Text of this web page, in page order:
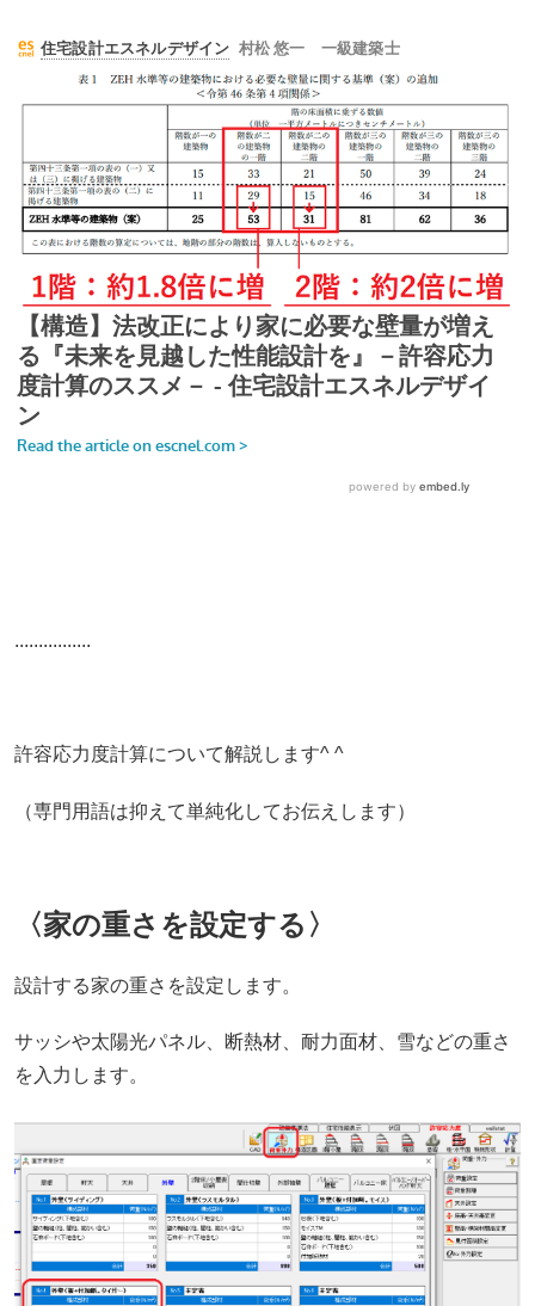
................
許容応力度計算について解説します^ ^
（専門用語は抑えて単純化してお伝えします）
〈家の重さを設定する〉
設計する家の重さを設定します。
サッシや太陽光パネル、断熱材、耐力面材、雪などの重さ
を入力します。